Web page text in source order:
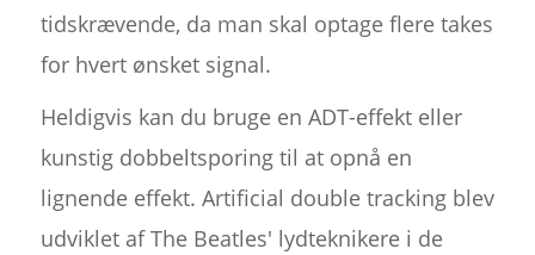
tidskrævende, da man skal optage flere takes
for hvert ønsket signal.
Heldigvis kan du bruge en ADT-effekt eller
kunstig dobbeltsporing til at opnå en
lignende effekt. Artificial double tracking blev
udviklet af The Beatles' lydteknikere i de